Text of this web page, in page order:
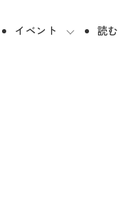
イベント 読む